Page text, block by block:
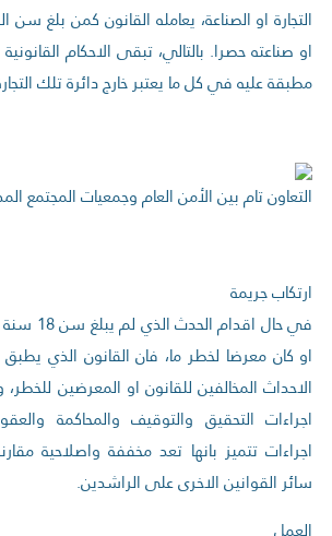
التجارة او الصناعة، يعامله القانون كمن بلغ
او صناعته حصرا. بالتالي، تبقى الاحكام
مطبقة عليه في كل ما يعتبر خارج دائرة تلك
التعاون تام بين الأمن العام وجمعيات المجتمع
ارتكاب جريمة
في حال
او كان معرضا لخطر ما، فان القانون الذي
الاحداث المخالفين للقانون او المعرضين
اجراءات التحقيق والتوقيف والمحاكمة
اجراءات تتميز بانها تعد مخففة واصلاحية
سائر القوانين الاخرى على الراشدين.